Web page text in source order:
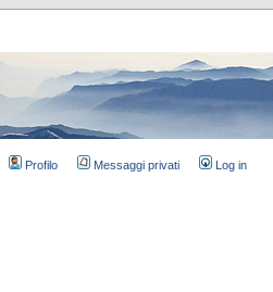
Profilo Messaggi privati Log in